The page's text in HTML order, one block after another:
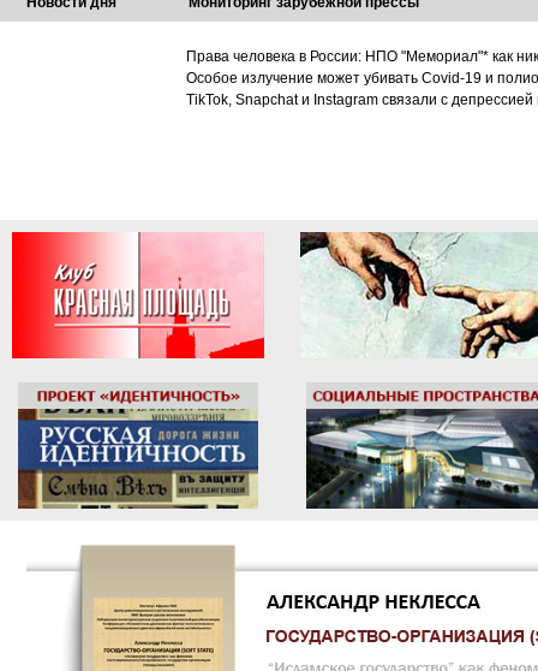
Права человека в России: НПО "Мемориал"* как
Особое излучение может убивать Covid-19 и
TikTok, Snapchat и Instagram связали с